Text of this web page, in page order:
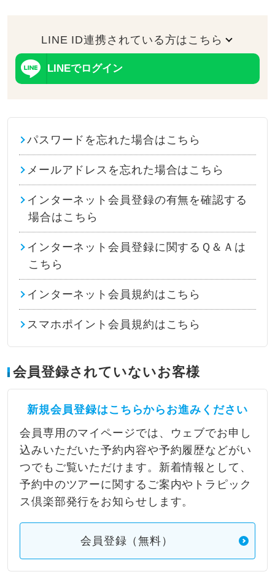
LINE ID連携されている方はこちら
LINEでログイン
パスワードを忘れた場合はこちら
メールアドレスを忘れた場合はこちら
インターネット会員登録の有無を確認する
場合はこちら
インターネット会員登録に関するＱ＆Ａは
こちら
インターネット会員規約はこちら
スマホポイント会員規約はこちら
会員登録されていないお客様
新規会員登録はこちらからお進みください
会員専用のマイページでは、ウェブでお申し
込みいただいた予約内容や予約履歴などがい
つでもご覧いただけます。新着情報として、
予約中のツアーに関するご案内やトラピック
ス倶楽部発行をお知らせします。
会員登録（無料）